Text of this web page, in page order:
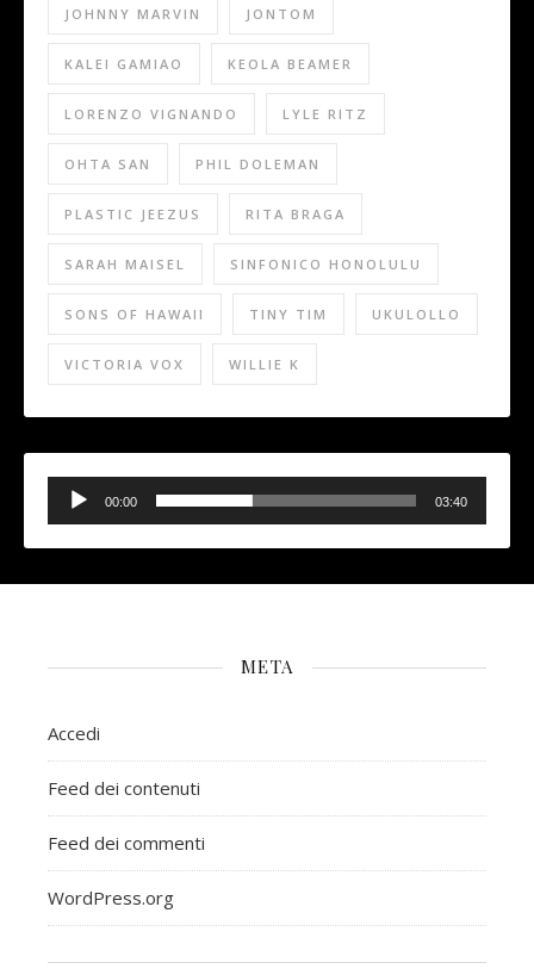
JOHNNY MARVIN JONTOM
KALEI GAMIAO KEOLA BEAMER
LORENZO VIGNANDO LYLE RITZ
OHTA SAN PHIL DOLEMAN
PLASTIC JEEZUS RITA BRAGA
SARAH MAISEL SINFONICO HONOLULU
SONS OF HAWAII TINY TIM UKULOLLO
VICTORIA VOX WILLIE K
Audio
Player
00:00 03:40
META
Accedi
Feed dei contenuti
Feed dei commenti
WordPress.org